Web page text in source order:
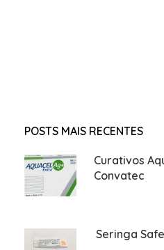
POSTS MAIS RECENTES
Curativos
Convatec
Seringa